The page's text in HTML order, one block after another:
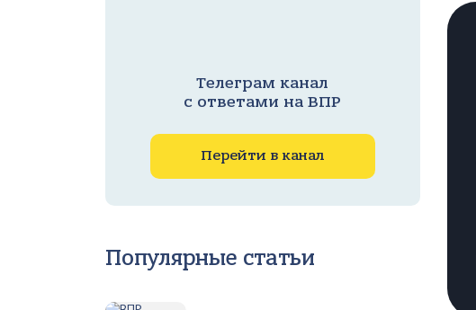
Телеграм канал
с ответами на ВПР
Перейти в канал
Популярные статьи